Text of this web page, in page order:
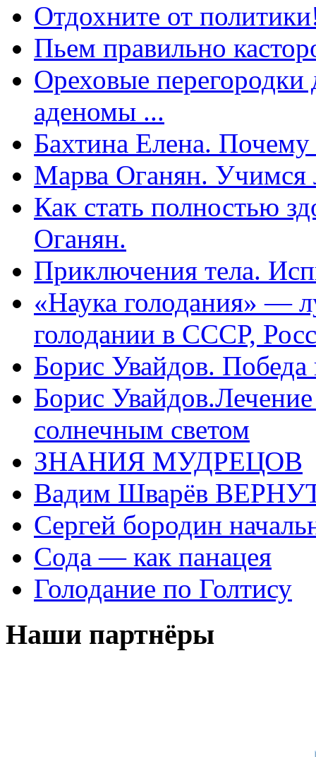
Отдохните от
Пьем правильно
Ореховые перегородки
аденомы ...
Бахтина Елена.
Марва Оганян. Учимся
Как стать полностью
Оганян.
Приключения тела.
«Наука голодания» —
голодании в СССР,
Борис Увайдов.
Борис
солнечным светом
ЗНАНИЯ МУДРЕЦОВ
Вадим Шварёв
Сергей бородин
Сода — как панацея
Голодание по Голтису
Наши партнёры